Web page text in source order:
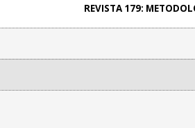
REVISTA 179: